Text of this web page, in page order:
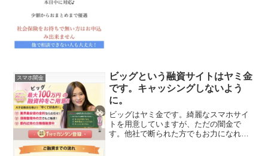
スマホ闇金
ビッグという融資サイトはヤミ金
です。キャッシングしないよう
に。
ビッグはヤミ金です。綺麗なスマホサイ
トを用意していますが、ただの闇金で
す。他社で断られた方でもお力になれま